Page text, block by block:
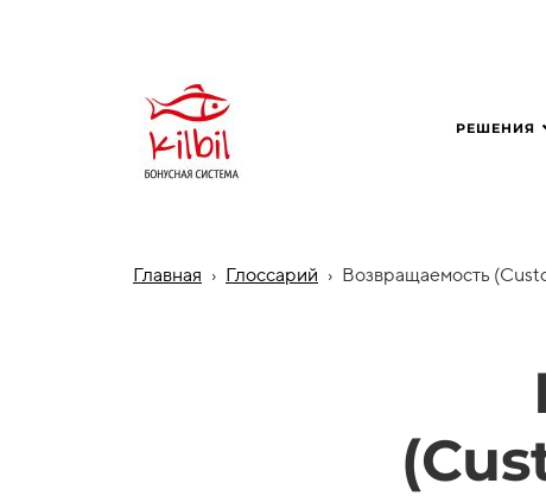
РЕШЕНИЯ
Главная › Глоссарий › Возвращаемость